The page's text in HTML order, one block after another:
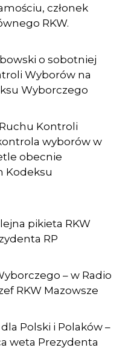
członek
RKW.
o sobotniej
Wyborów na
Wyborczego
Kontroli
wyborów w
obecnie
Kodeksu
pikieta RKW
RP
– w Radio
RKW Mazowsze
Polski i Polaków –
weta Prezydenta